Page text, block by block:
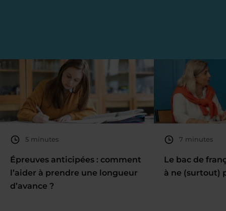
5 minutes
Épreuves anticipées : comment
l’aider à prendre une longueur
d’avance ?
7 minutes
Le bac de
à ne (surtout)